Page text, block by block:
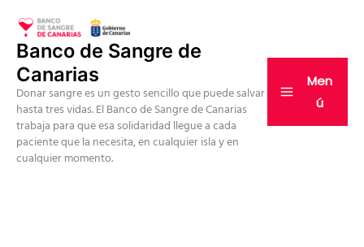
contenido
Banco de Sangre de
Canarias
Donar sangre es un gesto sencillo que puede salvar
hasta tres vidas. El Banco de Sangre de Canarias
trabaja para que esa solidaridad llegue a cada
paciente que la necesita, en cualquier isla y en
cualquier momento.
Men
ú